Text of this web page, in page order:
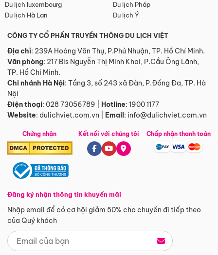
Du lịch luxembourg
Du lịch Pháp
Du lịch Hà Lan
Du lịch Ý
CÔNG TY CỔ PHẦN TRUYỀN THÔNG DU LỊCH VIỆT
Địa chỉ: 239A Hoàng Văn Thụ, P.Phú Nhuận, TP. Hồ Chí Minh.
Văn phòng: 217 Bis Nguyễn Thị Minh Khai, P.Cầu Ông Lãnh,
TP. Hồ Chí Minh.
Chi nhánh Hà Nội: Tầng 3, số 243 xã Đàn, P.Đống Đa, TP. Hà
Nội
Điện thoại: 028 73056789 Hotline: 1900 1177
Website: dulichviet.com.vn Email: info@dulichviet.com.vn
Chứng nhận
Đăng ký nhận thông tin khuyến mãi
Nhập email để có cơ hội giảm 50% cho chuyến đi tiếp theo
của Quý khách
Kết nối với chúng tôi Chấp nhận thanh toán